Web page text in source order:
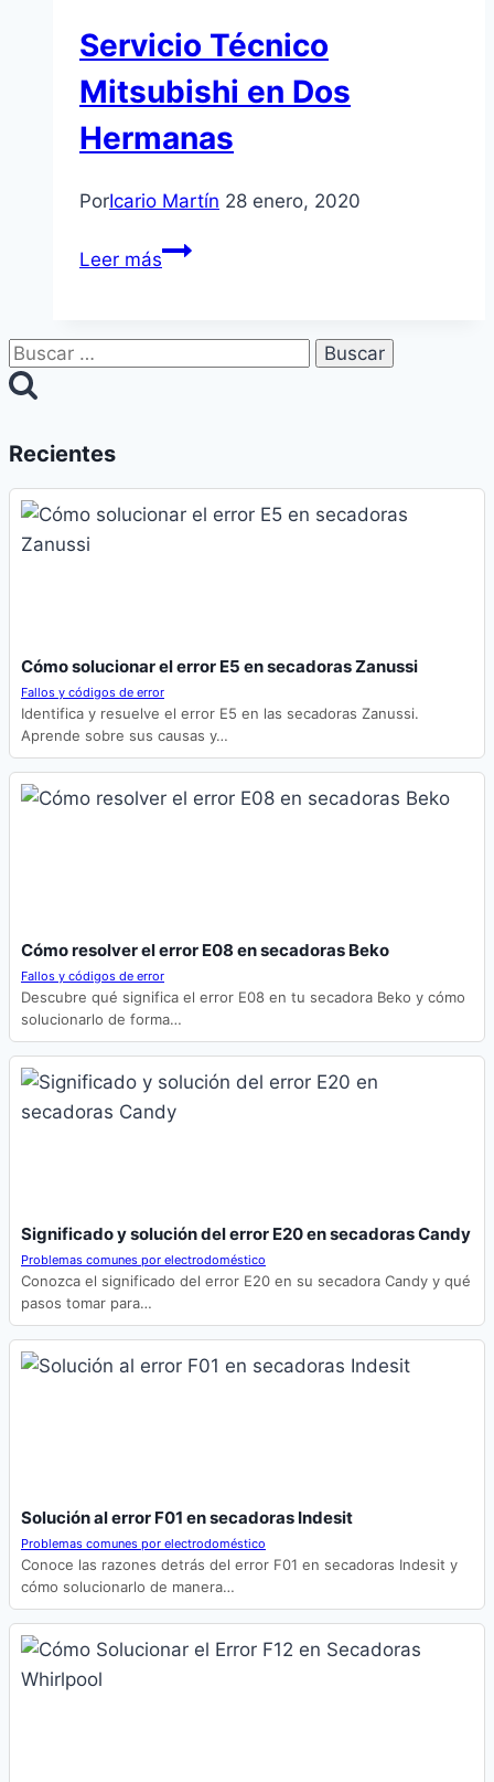
Servicio Técnico
Mitsubishi en Dos
Hermanas
PorIcario Martín 28 enero, 2020
Leer másServicio
en
Dos
Buscar:
Recientes
Cómo solucionar el error E5 en secadoras Zanussi
Fallos y códigos de error
Identifica y resuelve el error E5 en las secadoras Zanussi.
Aprende sobre sus causas y…
Cómo resolver el error E08 en secadoras Beko
Fallos y códigos de error
Descubre qué significa el error E08 en tu secadora Beko y cómo
solucionarlo de forma…
Significado y solución del error E20 en secadoras Candy
Problemas comunes por electrodoméstico
Conozca el significado del error E20 en su secadora Candy y qué
pasos tomar para…
Solución al error F01 en secadoras Indesit
Problemas comunes por electrodoméstico
Conoce las razones detrás del error F01 en secadoras Indesit y
cómo solucionarlo de manera…